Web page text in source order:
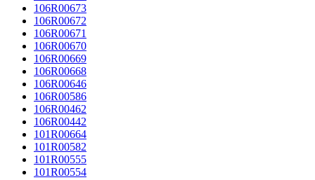
106R00673
106R00672
106R00671
106R00670
106R00669
106R00668
106R00646
106R00586
106R00462
106R00442
101R00664
101R00582
101R00555
101R00554